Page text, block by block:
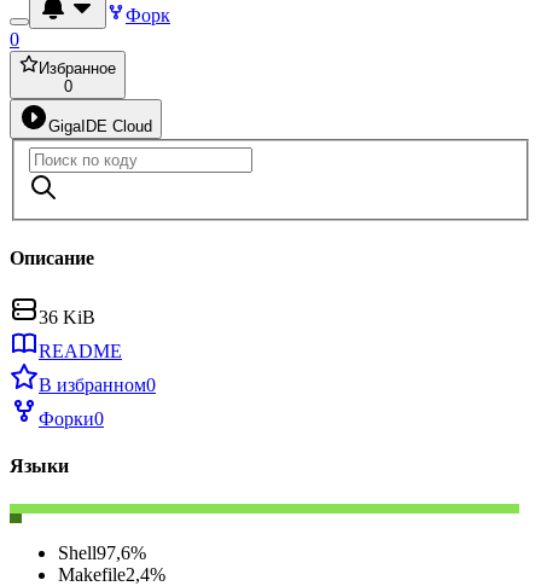
Форк
0
Избранное
0
GigaIDE Cloud
Описание
36 KiB
README
В избранном0
Форки0
Языки
Shell97,6%
Makefile2,4%